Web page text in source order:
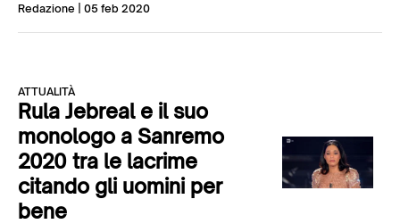
Redazione | 05 feb 2020
ATTUALITÀ
Rula Jebreal e il suo
monologo a Sanremo
2020 tra le lacrime
citando gli uomini per
bene